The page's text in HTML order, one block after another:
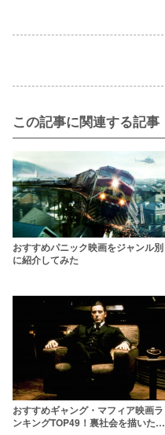
この記事に関連する記事
おすすめパニック映画をジャンル別
に紹介してみた
おすすめギャング・マフィア映画ラ
ンキングTOP49！裏社会を描いた名